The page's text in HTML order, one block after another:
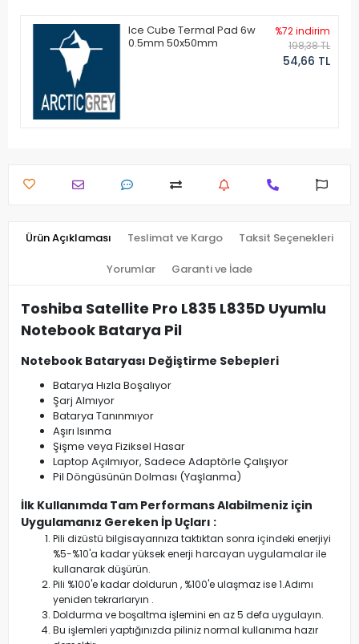
Ice Cube Termal Pad 6w
0.5mm 50x50mm
%72 indirim
198,38 TL
54,66 TL
Ürün Açıklaması Teslimat ve Kargo Taksit Seçenekleri
Yorumlar Garanti ve İade
Toshiba Satellite Pro L835 L835D Uyumlu
Notebook Batarya Pil
Notebook Bataryası Değiştirme Sebepleri
Batarya Hızla Boşalıyor
Şarj Almıyor
Batarya Tanınmıyor
Aşırı Isınma
Şişme veya Fiziksel Hasar
Laptop Açılmıyor, Sadece Adaptörle Çalışıyor
Pil Döngüsünün Dolması (Yaşlanma)
İlk Kullanımda Tam Performans Alabilmeniz için
Uygulamanız Gereken İp Uçları :
Pili dizüstü bilgisayarınıza taktıktan sonra içindeki enerjiyi
%5-%10'a kadar yüksek enerji harcayan uygulamalar ile
kullanarak düşürün.
Pili %100'e kadar doldurun , %100'e ulaşmaz ise 1.Adımı
yeniden tekrarlaryın .
Doldurma ve boşaltma işlemini en az 5 defa uygulayın.
Bu işlemleri yaptığınızda piliniz normal kullanıma hazır